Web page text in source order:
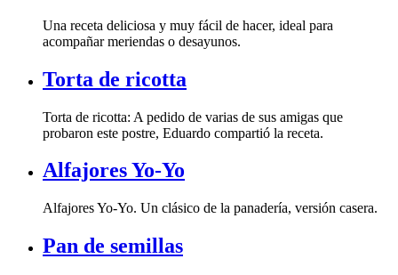
acompañar meriendas o desayunos.
Torta de ricotta
probaron este postre, Eduardo compartió la receta.
Alfajores Yo-Yo
Alfajores Yo-Yo. Un clásico de la panadería, versión casera.
Pan de semillas